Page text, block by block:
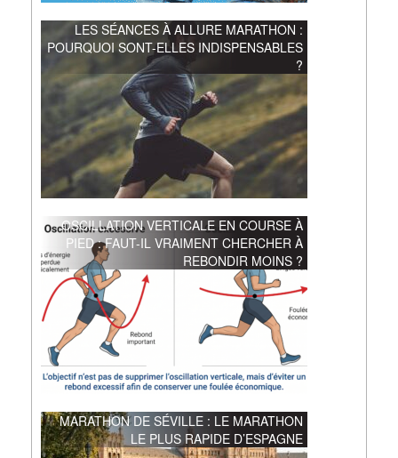
LES SÉANCES À ALLURE MARATHON :
POURQUOI SONT-ELLES INDISPENSABLES
?
OSCILLATION VERTICALE EN COURSE À
PIED : FAUT-IL VRAIMENT CHERCHER À
REBONDIR MOINS ?
MARATHON DE SÉVILLE : LE MARATHON
LE PLUS RAPIDE D’ESPAGNE